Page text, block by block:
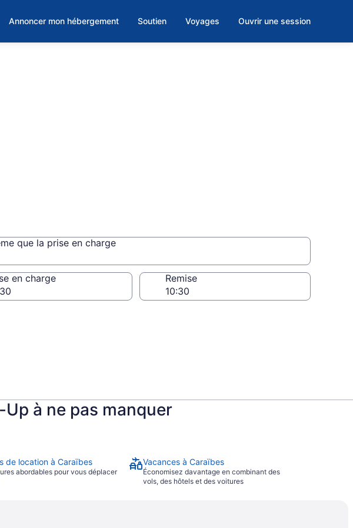
Annoncer mon hébergement Soutien Voyages Ouvrir une session
que la prise en charge
que la prise en charge
en charge Remise
à ne pas manquer
de location à Caraïbes
abordables pour vous déplacer
Vacances à Caraïbes
Économisez davantage en combinant des
vols, des hôtels et des voitures